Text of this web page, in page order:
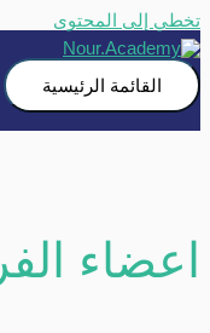
تخطي إلى المحتوى
القائمة الرئيسية
اعضاء